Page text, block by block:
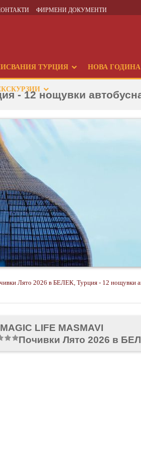
ФИРМЕНИ ДОКУМЕНТИ
ТУРЦИЯ НОВА
- 12 нощувки
Лято 2026 в БЕЛЕК, Турция - 12 нощувки
LIFE MASMAVI
Почивки Лято 2026 в